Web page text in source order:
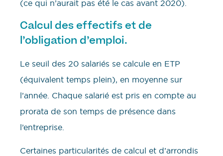
(ce qui n’aurait pas été le cas avant 2020).
Calcul des effectifs et de
l’obligation d’emploi.
Le seuil des 20 salariés se calcule en ETP
(équivalent temps plein), en moyenne sur
l’année. Chaque salarié est pris en compte au
prorata de son temps de présence dans
l’entreprise.
Certaines particularités de calcul et d’arrondis